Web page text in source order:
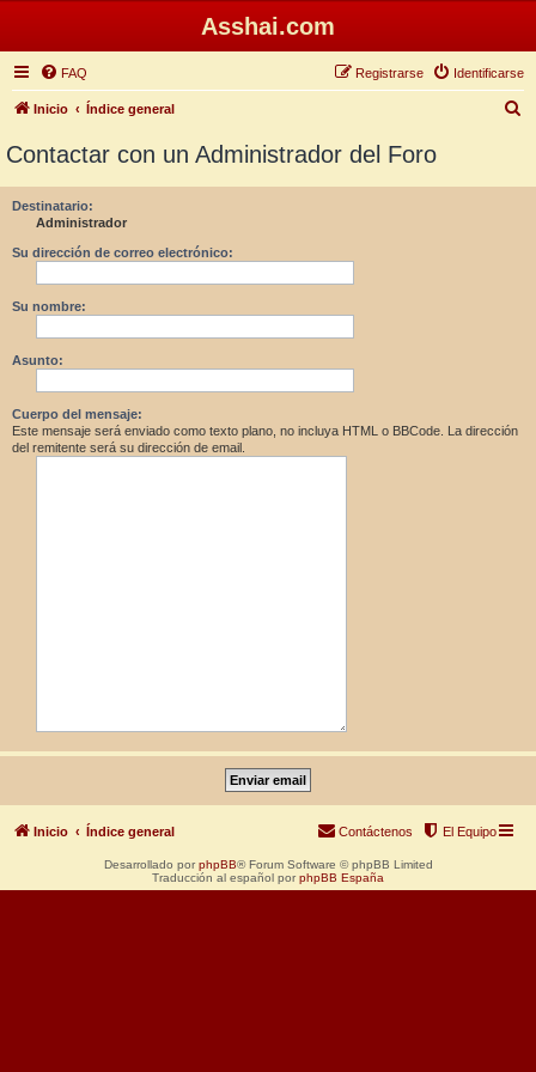
Asshai.com
FAQ Identificarse
Registrarse
Inicio Índice general
Contactar con un Administrador del Foro
Destinatario:
Administrador
Su dirección de correo electrónico:
Su nombre:
Asunto:
Cuerpo del mensaje:
Este mensaje será enviado como texto plano, no incluya HTML o BBCode. La dirección
del remitente será su dirección de email.
Inicio Índice general El Equipo
Contáctenos
Desarrollado por phpBB® Forum Software © phpBB Limited
Traducción al español por phpBB España